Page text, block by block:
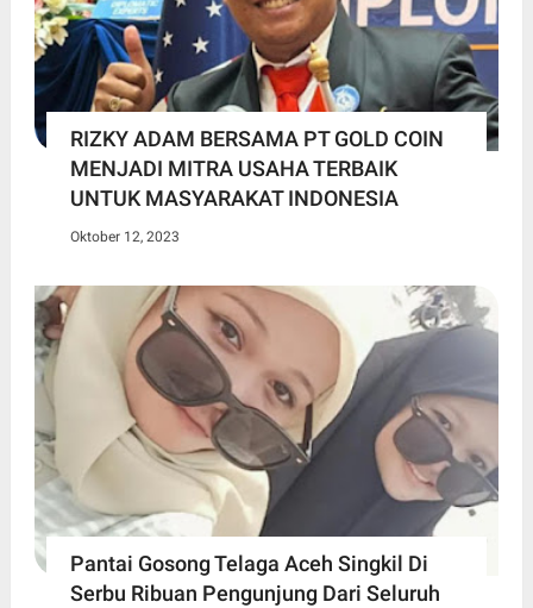
RIZKY ADAM BERSAMA PT GOLD COIN
MENJADI MITRA USAHA TERBAIK
UNTUK MASYARAKAT INDONESIA
Oktober 12, 2023
Pantai Gosong Telaga Aceh Singkil Di
Serbu Ribuan Pengunjung Dari Seluruh